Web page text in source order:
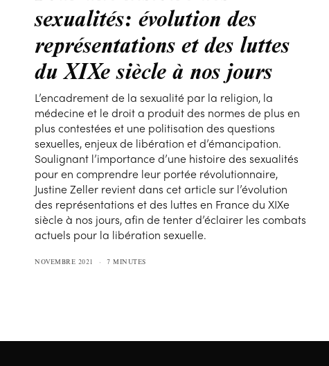
sexualités: évolution des
représentations et des luttes
du XIXe siècle à nos jours
L’encadrement de la sexualité par la religion, la
médecine et le droit a produit des normes de plus en
plus contestées et une politisation des questions
sexuelles, enjeux de libération et d’émancipation.
Soulignant l’importance d’une histoire des sexualités
pour en comprendre leur portée révolutionnaire,
Justine Zeller revient dans cet article sur l’évolution
des représentations et des luttes en France du XIXe
siècle à nos jours, afin de tenter d’éclairer les combats
actuels pour la libération sexuelle.
NOVEMBRE 2021 7 MINUTES